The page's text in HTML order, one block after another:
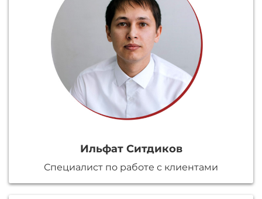
Ильфат Ситдиков
Специалист по работе с клиентами